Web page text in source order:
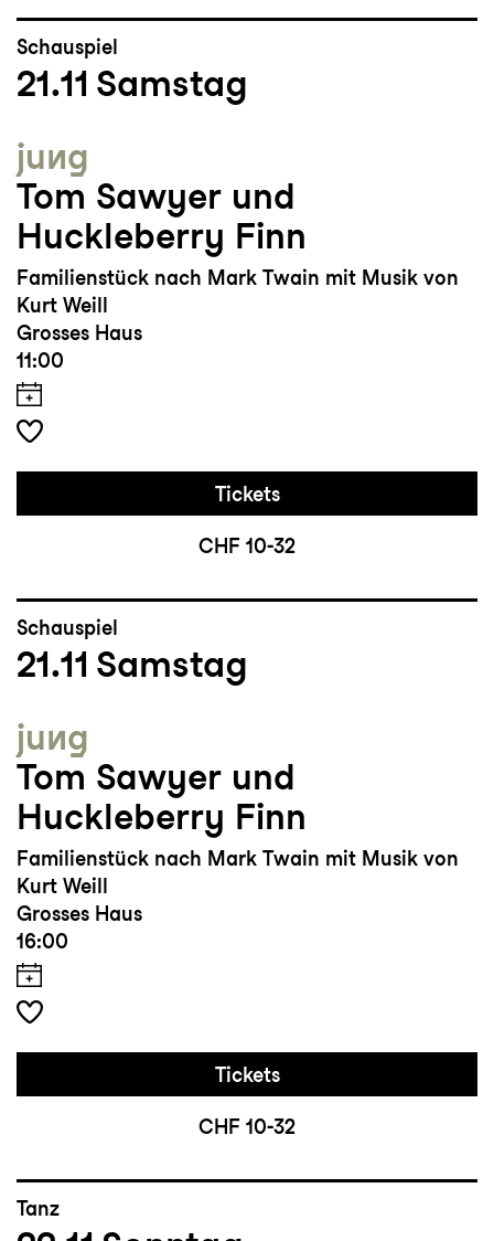
Schauspiel
21.11 Samstag
jung
Tom Sawyer und
Huckleberry Finn
Familienstück nach Mark Twain mit Musik von
Kurt Weill
Grosses Haus
11:00
Tickets
CHF 10-32
Schauspiel
21.11 Samstag
jung
Tom Sawyer und
Huckleberry Finn
Familienstück nach Mark Twain mit Musik von
Kurt Weill
Grosses Haus
16:00
Tickets
CHF 10-32
Tanz